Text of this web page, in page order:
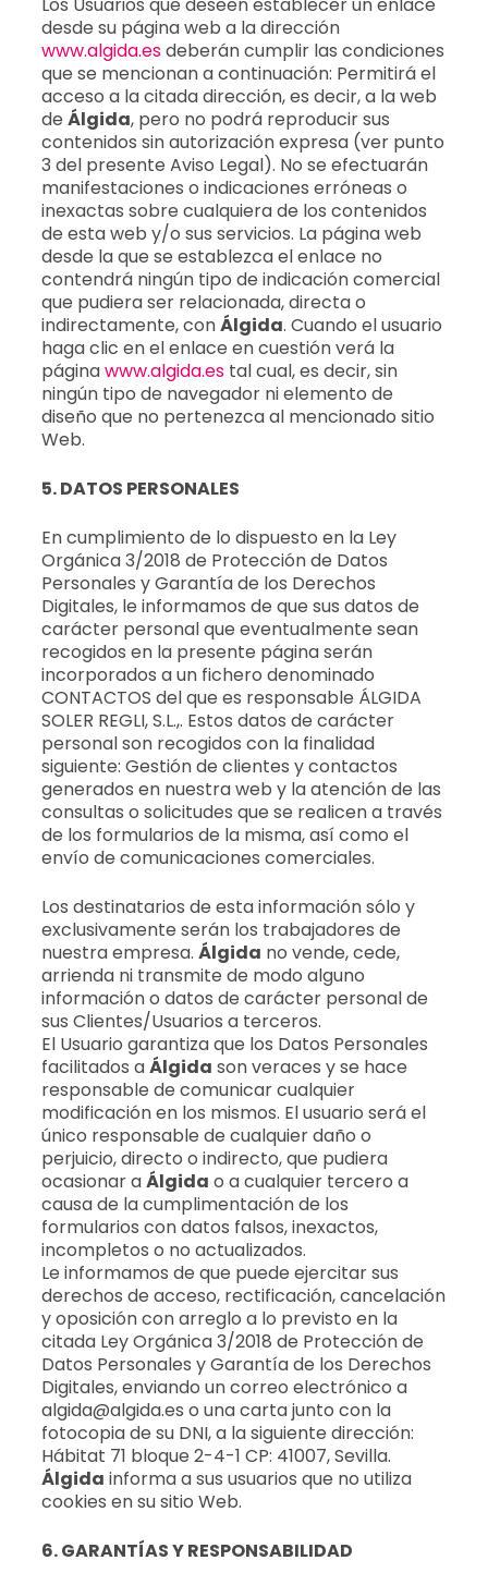
desde su página web a la dirección
www.algida.esdeberán cumplir las condiciones
que se mencionan a continuación: Permitirá el
acceso a la citada dirección, es decir, a la web
deÁlgida, pero no podrá reproducir sus
contenidos sin autorización expresa (ver punto
3 del presente Aviso Legal). No se efectuarán
manifestaciones o indicaciones erróneas o
inexactas sobre cualquiera de los contenidos
de esta web y/o sus servicios. La página web
desde la que se establezca el enlace no
contendrá ningún tipo de indicación comercial
que pudiera ser relacionada, directa o
indirectamente, conÁlgida. Cuando el usuario
haga clic en el enlace en cuestión verá la
páginawww.algida.es tal cual, es decir, sin
ningún tipo de navegador ni elemento de
diseño que no pertenezca al mencionado sitio
Web.
5. DATOS PERSONALES
En cumplimiento de lo dispuesto en la Ley
Orgánica 3/2018 de Protección de Datos
Personales y Garantía de los Derechos
Digitales, le informamos de que sus datos de
carácter personal que eventualmente sean
recogidos en la presente página serán
incorporados a un fichero denominado
CONTACTOS del que es responsable ÁLGIDA
SOLER REGLI, S.L.,. Estos datos de carácter
personal son recogidos con la finalidad
siguiente: Gestión de clientes y contactos
generados en nuestra web y la atención de las
consultas o solicitudes que se realicen a través
de los formularios de la misma, así como el
envío de comunicaciones comerciales.
Los destinatarios de esta información sólo y
exclusivamente serán los trabajadores de
nuestra empresa.Álgida no vende, cede,
arrienda ni transmite de modo alguno
información o datos de carácter personal de
sus Clientes/Usuarios a terceros.
El Usuario garantiza que los Datos Personales
facilitados aÁlgida son veraces y se hace
responsable de comunicar cualquier
modificación en los mismos. El usuario será el
único responsable de cualquier daño o
perjuicio, directo o indirecto, que pudiera
ocasionar aÁlgida o a cualquier tercero a
causa de la cumplimentación de los
formularios con datos falsos, inexactos,
incompletos o no actualizados.
Le informamos de que puede ejercitar sus
derechos de acceso, rectificación, cancelación
y oposición con arreglo a lo previsto en la
citada Ley Orgánica 3/2018 de Protección de
Datos Personales y Garantía de los Derechos
Digitales, enviando un correo electrónico a
algida@algida.es o una carta junto con la
fotocopia de su DNI, a la siguiente dirección:
Hábitat 71 bloque 2-4-1 CP: 41007, Sevilla.
Álgida informa a sus usuarios que no utiliza
cookies en su sitio Web.
6. GARANTÍAS Y RESPONSABILIDAD